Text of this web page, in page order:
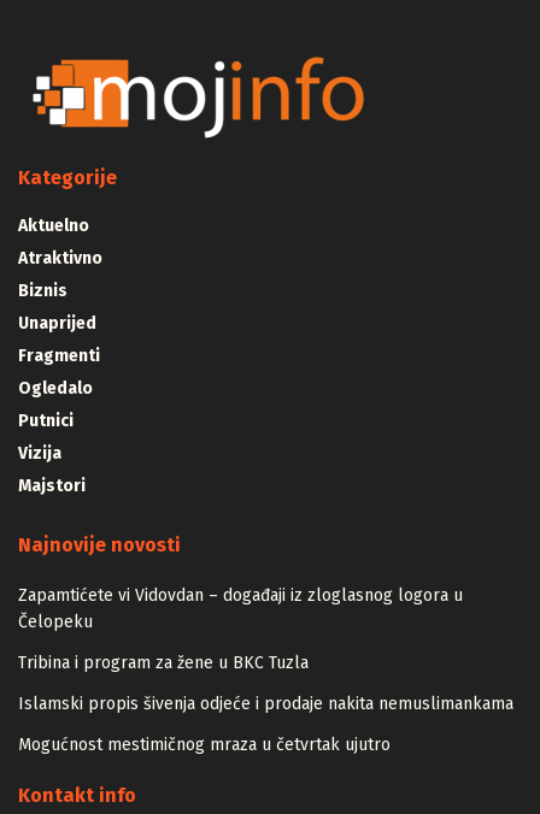
Kategorije
Aktuelno
Atraktivno
Biznis
Unaprijed
Fragmenti
Ogledalo
Putnici
Vizija
Majstori
Najnovije novosti
Zapamtićete vi Vidovdan – događaji iz zloglasnog logora u
Čelopeku
Tribina i program za žene u BKC Tuzla
Islamski propis šivenja odjeće i prodaje nakita nemuslimankama
Mogućnost mestimičnog mraza u četvrtak ujutro
Kontakt info